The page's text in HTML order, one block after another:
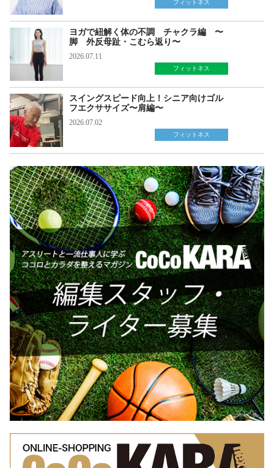
フィットネス
ヨガで紐解く体の不調 チャクラ編 〜
脚 外反母趾・こむら返り〜
2026.07.11
フィットネス
スイングスピード向上！シニア向けゴル
フエクササイズ〜肩編〜
2026.07.02
フィットネス